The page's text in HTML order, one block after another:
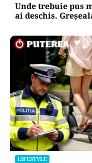
Unde trebuie pus
ai deschis.
LIFESTYLE